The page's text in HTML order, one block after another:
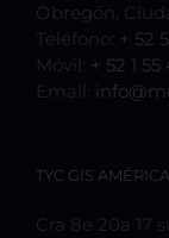
Obregón,
Teléfono: + 52
Móvil: + 52 1
Email:
TYC GIS
Cra 8e 20a 17